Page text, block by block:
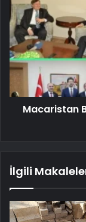
Macaristan
İlgili